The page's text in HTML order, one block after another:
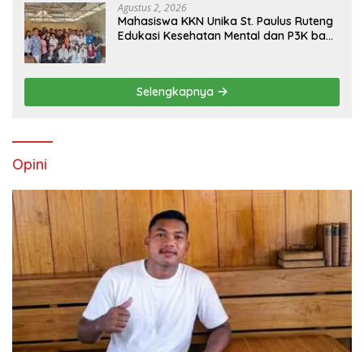
Agustus 2, 2026
Mahasiswa KKN Unika St. Paulus Ruteng
Edukasi Kesehatan Mental dan P3K bagi
Selengkapnya
Opini